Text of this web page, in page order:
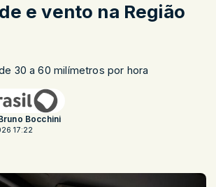
e vento na Região
30 a 60 milímetros por hora
Bocchini
17:22